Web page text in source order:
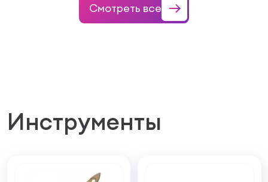
Смотреть все
Инструменты